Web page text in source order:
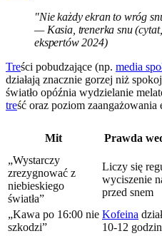
"Nie każdy ekran to wróg
— Kasia, trenerka snu
ekspertów 2024)
Treści pobudzające (np. media
działają znacznie gorzej niż
światło opóźnia wydzielanie
treść oraz poziom zaangażowania
Mit Prawda
„Wystarczy
zrezygnować z
niebieskiego
światła”
Liczy się
wyciszenie
przed snem
„Kawa po 16:00 nie
szkodzi”
Kofeina
10-12 godzin